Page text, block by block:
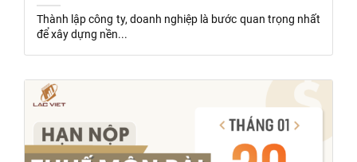
Thành lập công ty, doanh nghiệp là bước quan trọng nhất
để xây dựng nền...